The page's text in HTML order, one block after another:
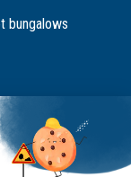
bungalows